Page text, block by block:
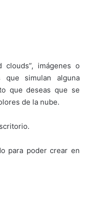
clouds”, imágenes o
que simulan alguna
que deseas que se
de la nube.
para poder crear en